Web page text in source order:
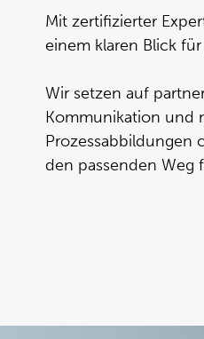
Mit zertifizierter
einem klaren Blick
Wir setzen auf
Kommunikation und
Prozessabbildungen
den passenden Weg